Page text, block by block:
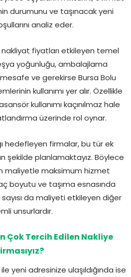
durumunu ve taşınacak yeni
analiz eder.
fiyatları etkileyen temel
yoğunluğu, ambalajlama
ve gerekirse Bursa Bolu
kullanımı yer alır. Özellikle
kullanımı kaçınılmaz hale
üzerinde rol oynar.
hedefleyen firmalar, bu tür ek
şekilde planlamaktayız. Böylece
maliyetle maksimum hizmet
boyutu ve taşıma esnasında
da maliyeti etkileyen diğer
unsurlardır.
Çok Tercih Edilen Nakliye
yeni adresinize ulaşıldığında ise